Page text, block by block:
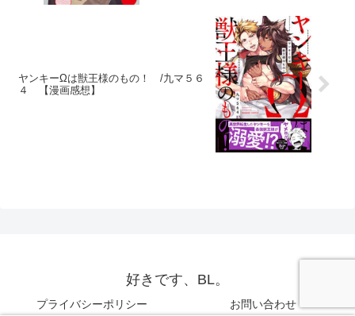
ヤンキーΩは獣王様のもの！ /九マ５６
４ 【漫画感想】
好きです、BL。
プライバシーポリシー お問い合わせ